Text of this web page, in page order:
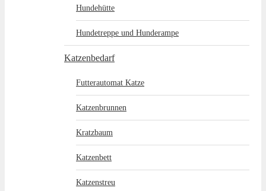
Hundehütte
Hundetreppe und Hunderampe
Katzenbedarf
Futterautomat Katze
Katzenbrunnen
Kratzbaum
Katzenbett
Katzenstreu